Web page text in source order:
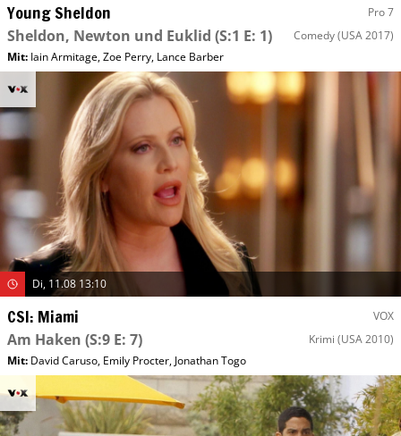
Young Sheldon Pro 7
Sheldon, Newton und Euklid (S:1 E: 1) Comedy(USA 2017)
Mit: Iain Armitage,Zoe Perry, Lance Barber
Di, 11.08 13:10
CSI: Miami VOX
Am Haken (S:9 E: 7) Krimi (USA 2010)
Mit: David Caruso, Emily Procter, Jonathan Togo